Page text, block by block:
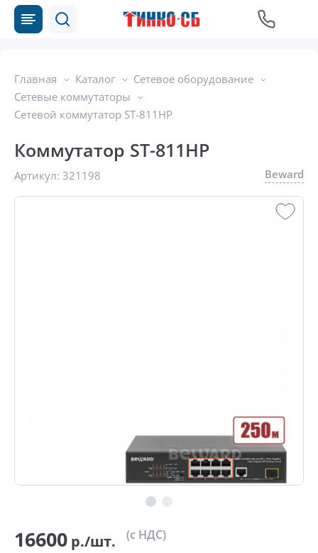
Главная Каталог
Сетевое оборудование
Сетевые коммутаторы
Сетевой коммутатор ST-811HP
Коммутатор ST-811HP
Артикул: 321198 Beward
16600 р./шт. (с НДС)